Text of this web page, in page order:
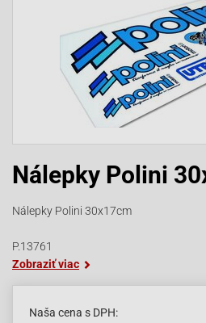
Nálepky Polini
Nálepky Polini 30x17cm
P.13761
Zobraziť viac
Naša cena s DPH: